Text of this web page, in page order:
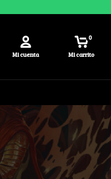
Mi cuenta Mi carrito
0